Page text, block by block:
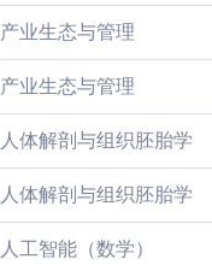
产业生态与管理
产业生态与管理
人体解剖与组织胚胎学
人体解剖与组织胚胎学
人工智能（数学）